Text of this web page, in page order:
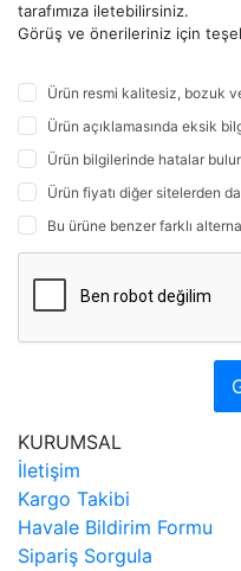
tarafımıza iletebilirsiniz.
Görüş ve önerileriniz için
Ürün resmi kalitesiz, bozuk
Ürün açıklamasında eksik
Ürün bilgilerinde hatalar
Ürün fiyatı diğer sitelerden
Bu ürüne benzer farklı
KURUMSAL
İletişim
Kargo Takibi
Havale Bildirim Formu
Sipariş Sorgula